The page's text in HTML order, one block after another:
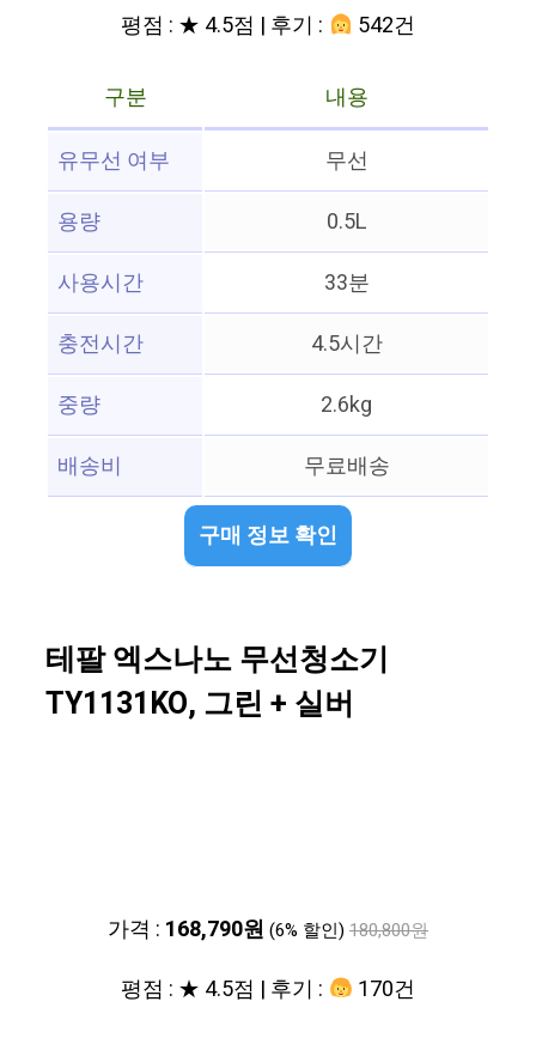
평점 : ★ 4.5점 | 후기 : 542건
구분
내용
유무선 여부
무선
용량
0.5L
사용시간
33분
충전시간
4.5시간
중량
2.6kg
배송비
무료배송
구매 정보 확인
테팔 엑스나노 무선청소기
TY1131KO, 그린 + 실버
가격 : 168,790원 (6% 할인) 180,800원
평점 : ★ 4.5점 | 후기 : 170건